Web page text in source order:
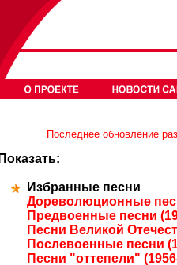
Последнее обновление
Показать:
Избранные песни
Дореволюционные
Предвоенные песни
Песни Великой
Послевоенные песни
Песни "оттепели"